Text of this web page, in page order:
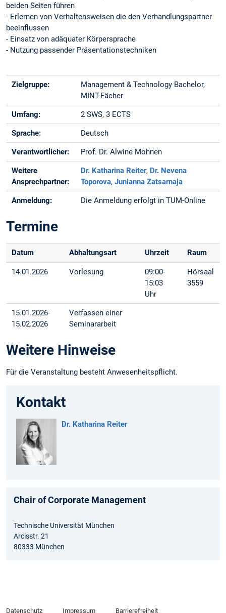
beiden Seiten führen
- Erlernen von Verhaltensweisen die den Verhandlungspartner
beeinflussen
- Einsatz von adäquater Körpersprache
- Nutzung passender Präsentationstechniken
Zielgruppe:
Management & Technology Bachelor,
MINT-Fächer
Umfang: 2 SWS, 3 ECTS
Sprache: Deutsch
Verantwortlicher: Prof. Dr. Alwine Mohnen
Weitere
Ansprechpartner:
Dr. Katharina Reiter, Dr. Nevena
Toporova,Junianna Zatsarnaja
Anmeldung: Die Anmeldung erfolgt in TUM-Online
Termine
Datum Abhaltungsart Uhrzeit Raum
14.01.2026 Vorlesung
09:00-
15:03
Uhr
Hörsaal
3559
15.01.2026-
15.02.2026
Verfassen einer
Seminararbeit
Weitere Hinweise
Für die Veranstaltung besteht Anwesenheitspflicht.
Kontakt
Dr. Katharina Reiter
Chair of Corporate Management
Technische Universität München
Arcisstr. 21
80333 München
Datenschutz Impressum Barrierefreiheit